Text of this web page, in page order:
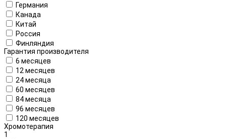
Германия
Канада
Китай
Россия
Финляндия
Гарантия производителя
6 месяцев
12 месяцев
24 месяца
60 месяцев
84 месяца
96 месяцев
120 месяцев
Хромотерапия
1